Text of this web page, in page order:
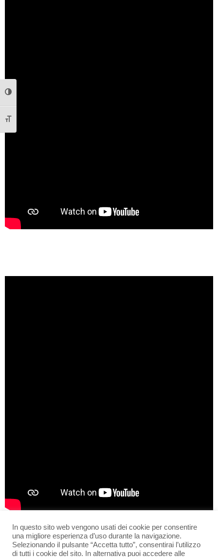
Contatti Privacy policy Dichiarazione di accessibilità
In questo sito web vengono usati dei cookie per consentire
una migliore esperienza d’uso durante la navigazione.
Selezionando il pulsante “Accetta tutto”, consentirai l’utilizzo
di tutti i cookie del sito. In alternativa puoi accedere alle